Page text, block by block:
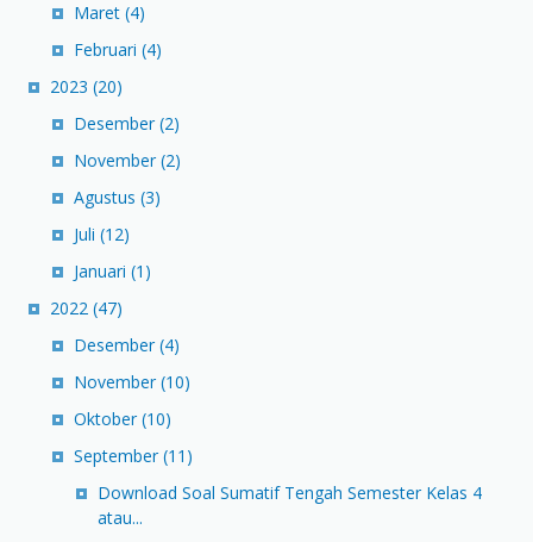
Maret (4)
Februari (4)
2023 (20)
Desember(2)
November(2)
Agustus (3)
Juli (12)
Januari (1)
2022 (47)
Desember(4)
November(10)
Oktober(10)
September(11)
Download Soal Sumatif Tengah Semester Kelas 4
atau...